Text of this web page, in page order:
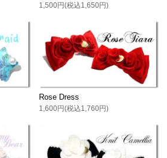
1,500円(税込1,650円)
Rose Dress
1,600円(税込1,760円)